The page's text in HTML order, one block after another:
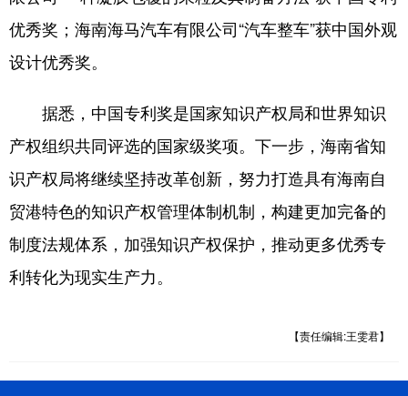
优秀奖；海南海马汽车有限公司“汽车整车”获中国外观
设计优秀奖。
据悉，中国专利奖是国家知识产权局和世界知识
产权组织共同评选的国家级奖项。下一步，海南省知
识产权局将继续坚持改革创新，努力打造具有海南自
贸港特色的知识产权管理体制机制，构建更加完备的
制度法规体系，加强知识产权保护，推动更多优秀专
利转化为现实生产力。
【责任编辑:王雯君】